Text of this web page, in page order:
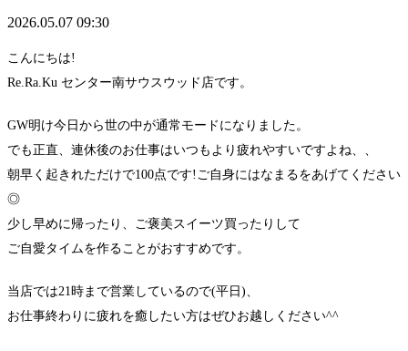
2026.05.07 09:30
こんにちは!
Re.Ra.Ku センター南サウスウッド店です。
GW明け今日から世の中が通常モードになりました。
でも正直、連休後のお仕事はいつもより疲れやすいですよね、、
朝早く起きれただけで100点です!ご自身にはなまるをあげてください
◎
少し早めに帰ったり、ご褒美スイーツ買ったりして
ご自愛タイムを作ることがおすすめです。
当店では21時まで営業しているので(平日)、
お仕事終わりに疲れを癒したい方はぜひお越しください^^